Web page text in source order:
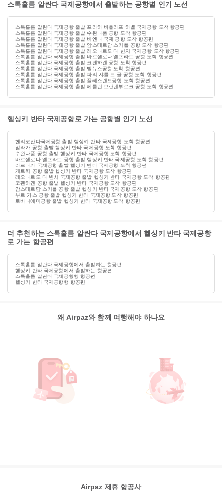
스톡홀름 알란다 국제공항에서 출발하는 공항별 인기 노선
스톡홀름 알란다 국제공항 출발 프라하 바츨라프 하벨 국제공항 도착 항공편
스톡홀름 알란다 국제공항 출발 수완나품 공항 도착 항공편
스톡홀름 알란다 국제공항 출발 비엔나 국제 공항 도착 항공편
스톡홀름 알란다 국제공항 출발 암스테르담 스키폴 공항 도착 항공편
스톡홀름 알란다 국제공항 출발 레오나르도 다 빈치 국제공항 도착 항공편
스톡홀름 알란다 국제공항 출발 바르셀로나 엘프라트 공항 도착 항공편
스톡홀름 알란다 국제공항 출발 코펜하겐 공항 도착 항공편
스톡홀름 알란다 국제공항 출발 빌뉴스공항 도착 항공편
스톡홀름 알란다 국제공항 출발 파리 샤를 드 골 공항 도착 항공편
스톡홀름 알란다 국제공항 출발 플레스랜드공항 도착 항공편
스톡홀름 알란다 국제공항 출발 베를린 브란덴부르크 공항 도착 항공편
헬싱키 반타 국제공항로 가는 공항별 인기 노선
헨리코안다국제공항 출발 헬싱키 반타 국제공항 도착 항공편
말라가 공항 출발 헬싱키 반타 국제공항 도착 항공편
수완나품 공항 출발 헬싱키 반타 국제공항 도착 항공편
바르셀로나 엘프라트 공항 출발 헬싱키 반타 국제공항 도착 항공편
라르나카 국제공항 출발 헬싱키 반타 국제공항 도착 항공편
개트윅 공항 출발 헬싱키 반타 국제공항 도착 항공편
레오나르도 다 빈치 국제공항 출발 헬싱키 반타 국제공항 도착 항공편
코펜하겐 공항 출발 헬싱키 반타 국제공항 도착 항공편
암스테르담 스키폴 공항 출발 헬싱키 반타 국제공항 도착 항공편
부르 가스 공항 출발 헬싱키 반타 국제공항 도착 항공편
로바니에미공항 출발 헬싱키 반타 국제공항 도착 항공편
더 추천하는 스톡홀름 알란다 국제공항에서 헬싱키 반타 국제공항
로 가는 항공편
스톡홀름 알란다 국제공항에서 출발하는 항공편
헬싱키 반타 국제공항에서 출발하는 항공편
스톡홀름 알란다 국제공항행 항공편
헬싱키 반타 국제공항행 항공편
왜 Airpaz와 함께 여행해야 하나요
Airpaz 제휴 항공사